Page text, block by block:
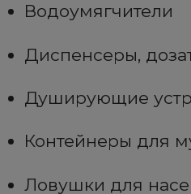
Водоумягчители
Диспенсеры,
Душирующие
Контейнеры для
Ловушки для